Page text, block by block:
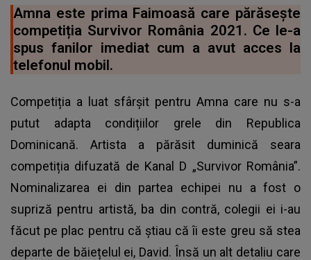
Amna este prima Faimoasă care părăsește
competiția Survivor România 2021. Ce le-a
spus fanilor imediat cum a avut acces la
telefonul mobil.
Competiția a luat sfârșit pentru Amna care nu s-a
putut adapta condițiilor grele din Republica
Dominicană. Artista a părăsit duminică seara
competiția difuzată de Kanal D „Survivor România”.
Nominalizarea ei din partea echipei nu a fost o
supriză pentru artistă, ba din contră, colegii ei i-au
făcut pe plac pentru că știau că îi este greu să stea
departe de băiețelul ei, David. Însă un alt detaliu care